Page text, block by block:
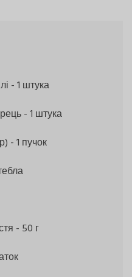
- 1 штука
- 1 штука
- 1 пучок
- 50 г